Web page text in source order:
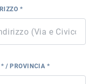
*
/ PROVINCIA *